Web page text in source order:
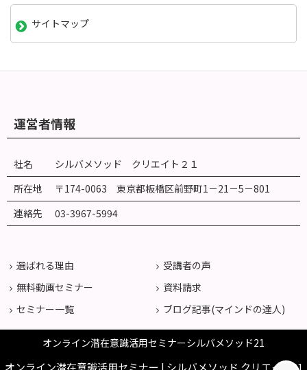
サイトマップ
運営者情報
社名
シルバメソッド クリエイト２１
所在地
〒174-0063 東京都板橋区前野町1 －21 －5－801
連絡先
03-3967-5994
選ばれる理由
受講者の声
無料動画セミナー
資料請求
セミナー一覧
ブログ記事(マインドの達人)
オンライン潜在意識活用セミナーシルバメソッド21
オンライン潜在意識活用セミナー | シルバメソッド クリエイト21